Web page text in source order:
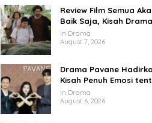
Review Film Semua
Baik Saja, Kisah Drama
Keluarga yang Sarat
tentang Kehilangan dan
In Drama
August 7, 2026
Drama Pavane
Kisah Penuh Emosi
Cinta, Penyesalan, dan
Kesempatan Memulai
In Drama
August 6, 2026